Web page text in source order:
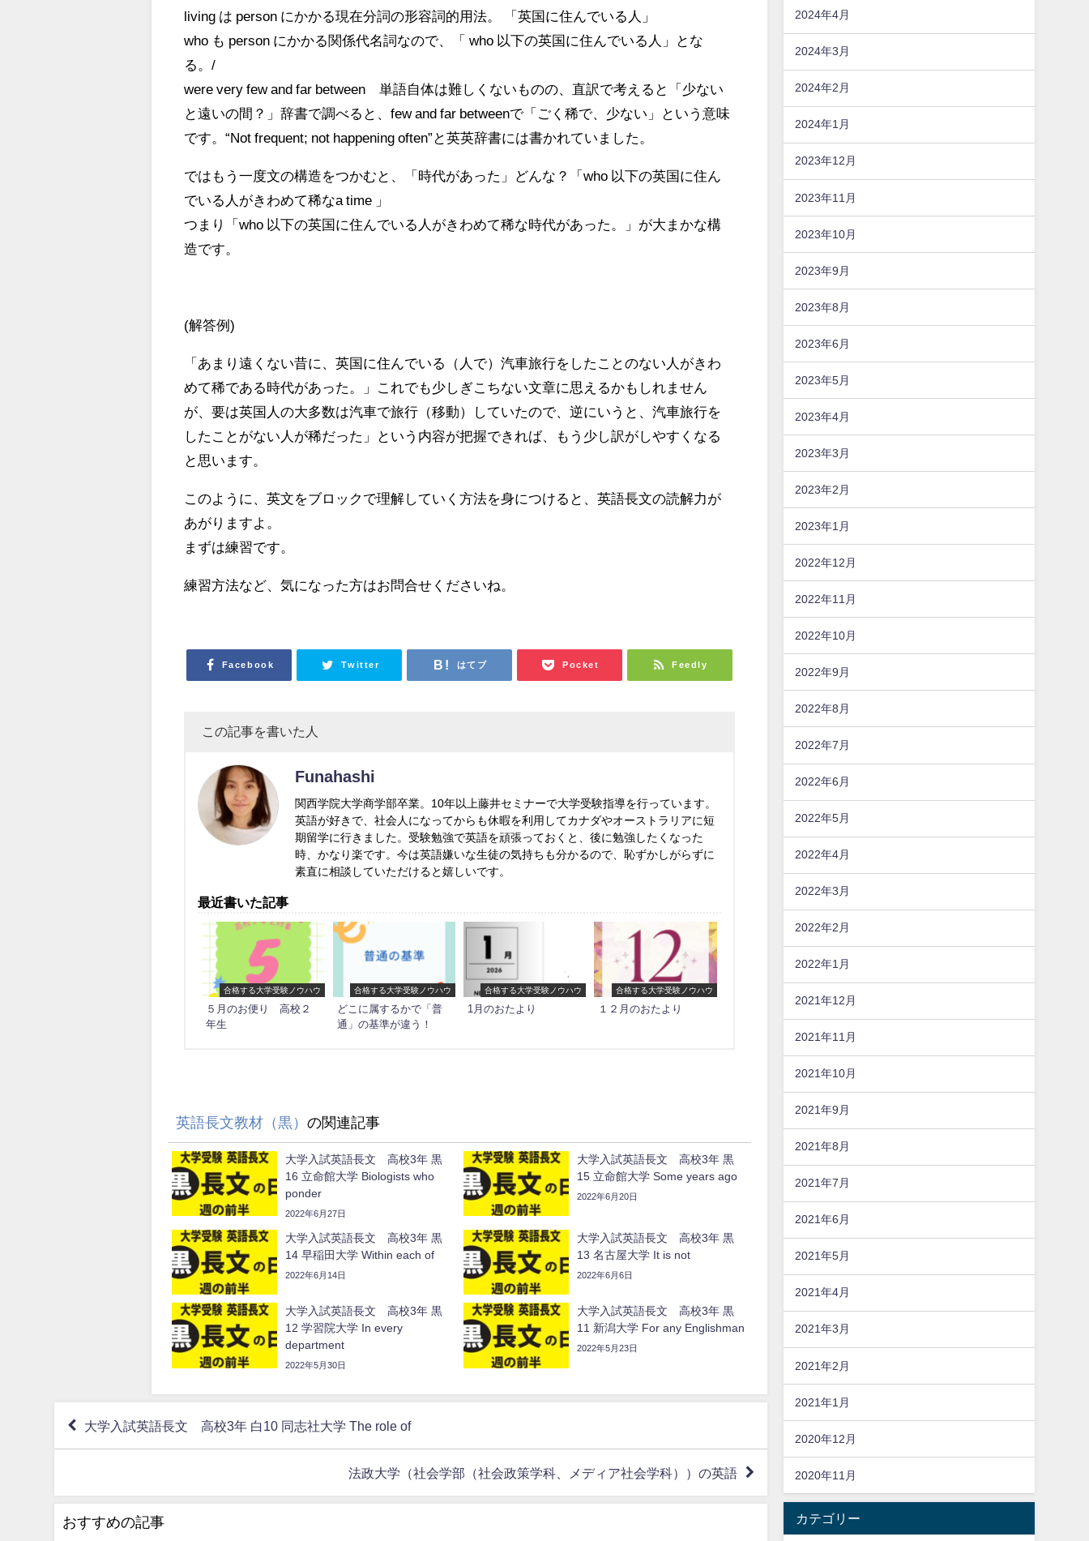
living は person にかかる現在分詞の形容詞的用法。 「英国に住んでいる人」
who も person にかかる関係代名詞なので、「 who 以下の英国に住んでいる人」とな
る。/
were very few and far between 単語自体は難しくないものの、直訳で考えると「少ない
と遠いの間？」辞書で調べると、few and far betweenで「ごく稀で、少ない」という意味
です。“Not frequent; not happening often”と英英辞書には書かれていました。
ではもう一度文の構造をつかむと、「時代があった」どんな？「who 以下の英国に住ん
でいる人がきわめて稀なa time 」
つまり「who 以下の英国に住んでいる人がきわめて稀な時代があった。」が大まかな構
造です。
(解答例)
「あまり遠くない昔に、英国に住んでいる（人で）汽車旅行をしたことのない人がきわ
めて稀である時代があった。」これでも少しぎこちない文章に思えるかもしれません
が、要は英国人の大多数は汽車で旅行（移動）していたので、逆にいうと、汽車旅行を
したことがない人が稀だった」という内容が把握できれば、もう少し訳がしやすくなる
と思います。
このように、英文をブロックで理解していく方法を身につけると、英語長文の読解力が
あがりますよ。
まずは練習です。
練習方法など、気になった方はお問合せくださいね。
Facebook Twitter はてブ Pocket Feedly
この記事を書いた人
Funahashi
関西学院大学商学部卒業。10年以上藤井セミナーで大学受験指導を行っています。
英語が好きで、社会人になってからも休暇を利用してカナダやオーストラリアに短
期留学に行きました。受験勉強で英語を頑張っておくと、後に勉強したくなった
時、かなり楽です。今は英語嫌いな生徒の気持ちも分かるので、恥ずかしがらずに
素直に相談していただけると嬉しいです。
最近書いた記事
合格する大学受験ノウハウ
５月のお便り 高校２
年生
合格する大学受験ノウハウ
どこに属するかで「普
通」の基準が違う！
合格する大学受験ノウハウ
1月のおたより
合格する大学受験ノウハウ
１２月のおたより
英語長文教材（黒）の関連記事
大学入試英語長文 高校3年 黒
16 立命館大学 Biologists who
ponder
2022年6月27日
大学入試英語長文 高校3年 黒
15 立命館大学 Some years ago
2022年6月20日
大学入試英語長文 高校3年 黒
14 早稲田大学 Within each of
2022年6月14日
大学入試英語長文 高校3年 黒
13 名古屋大学 It is not
2022年6月6日
大学入試英語長文 高校3年 黒
12 学習院大学 In every
department
2022年5月30日
大学入試英語長文 高校3年 黒
11 新潟大学 For any Englishman
2022年5月23日
大学入試英語長文 高校3年 白10 同志社大学 The role of
法政大学（社会学部（社会政策学科、メディア社会学科））の英語
おすすめの記事
2024年4月
2024年3月
2024年2月
2024年1月
2023年12月
2023年11月
2023年10月
2023年9月
2023年8月
2023年6月
2023年5月
2023年4月
2023年3月
2023年2月
2023年1月
2022年12月
2022年11月
2022年10月
2022年9月
2022年8月
2022年7月
2022年6月
2022年5月
2022年4月
2022年3月
2022年2月
2022年1月
2021年12月
2021年11月
2021年10月
2021年9月
2021年8月
2021年7月
2021年6月
2021年5月
2021年4月
2021年3月
2021年2月
2021年1月
2020年12月
2020年11月
カテゴリー